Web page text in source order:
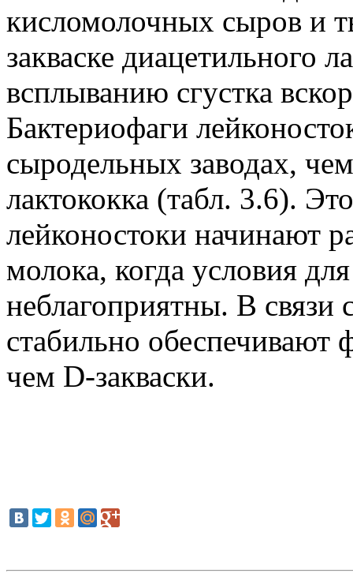
кисломолочных сыров и
закваске диацетильного
всплыванию сгустка
Бактериофаги
сыродельных заводах,
лактококка (табл. 3.6).
лейконостоки начинают
молока, когда условия
неблагоприятны. В связи
стабильно обеспечивают
чем D-закваски.